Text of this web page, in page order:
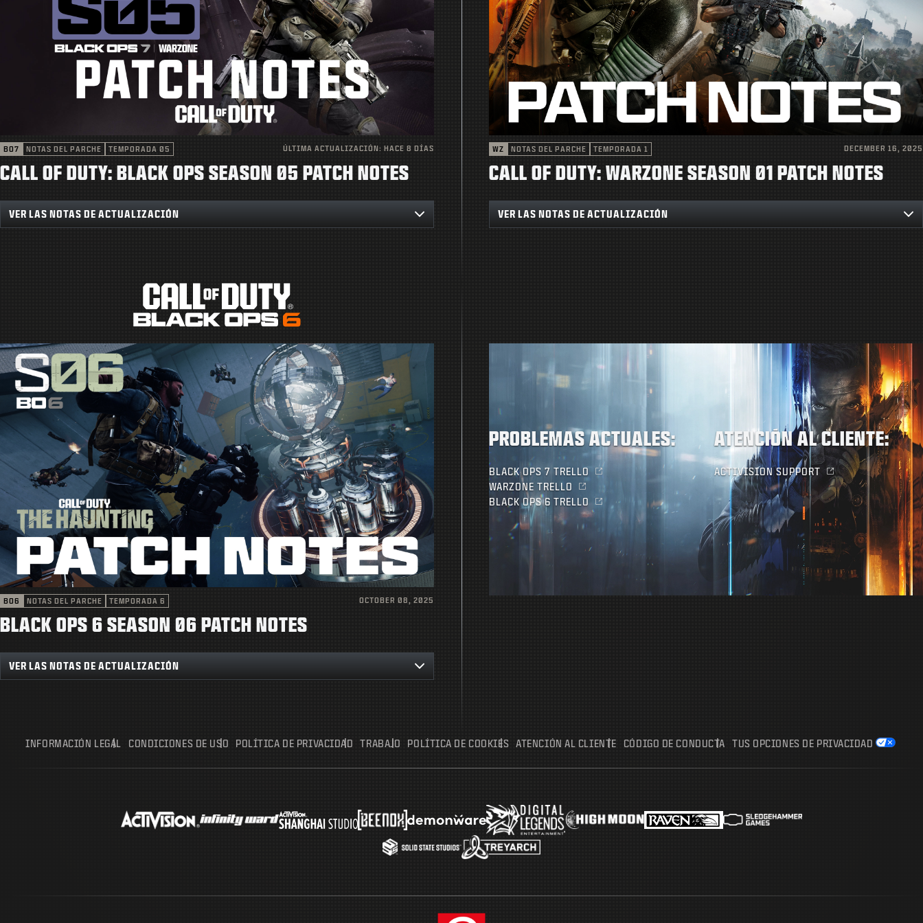
BO7 NOTAS DEL PARCHE TEMPORADA 05 ÚLTIMA ACTUALIZACIÓN: HACE 8 DÍAS
CALL OF DUTY: BLACK OPS SEASON 05 PATCH NOTES
VER LAS NOTAS DE ACTUALIZACIÓN
WZ NOTAS DEL PARCHE TEMPORADA 1 DECEMBER 16, 2025
CALL OF DUTY: WARZONE SEASON 01 PATCH NOTES
VER LAS NOTAS DE ACTUALIZACIÓN
BO6 NOTAS DEL PARCHE TEMPORADA 6 OCTOBER 08, 2025
BLACK OPS 6 SEASON 06 PATCH NOTES
VER LAS NOTAS DE ACTUALIZACIÓN
PROBLEMAS ACTUALES:
BLACK OPS 7 TRELLO
WARZONE TRELLO
BLACK OPS 6 TRELLO
ATENCIÓN AL CLIENTE:
ACTIVISION SUPPORT
INFORMACIÓN LEGAL CONDICIONES DE USO POLÍTICA DE PRIVACIDAD TRABAJO POLÍTICA DE COOKIES ATENCIÓN AL CLIENTE CÓDIGO DE CONDUCTA TUS OPCIONES DE PRIVACIDAD